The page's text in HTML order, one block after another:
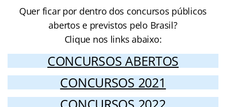
Quer ficar por dentro dos concursos públicos
abertos e previstos pelo Brasil?
Clique nos links abaixo:
CONCURSOS ABERTOS
CONCURSOS 2021